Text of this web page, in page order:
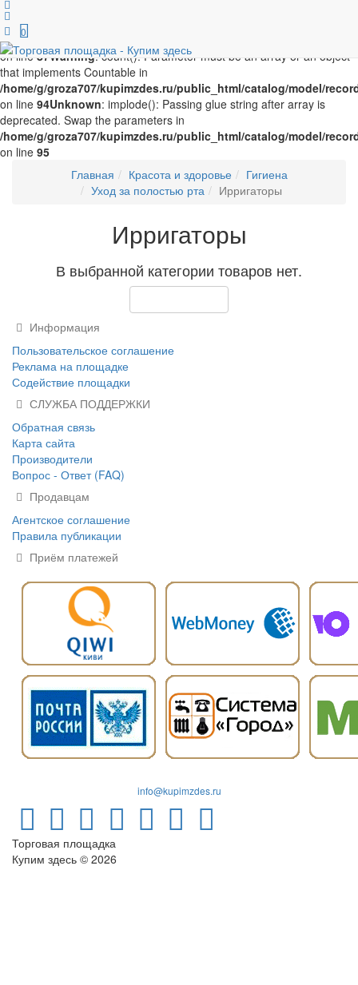
Unknown
Swap the parameters in
/home/g/groza707/kupimzdes.ru/public_html/catalog/model/
on line87Warning: count(): Parameter must be an array or an object
that implements Countable in
/home/g/groza707/kupimzdes.ru/public_html/catalog/model/
on line 94Unknown: implode(): Passing glue string after array is
deprecated. Swap the parameters in
/home/g/groza707/kupimzdes.ru/public_html/catalog/model/
on line 95
0
Главная Красота и здоровье
Гигиена
Уход за полостью рта
Ирригаторы
Ирригаторы
В выбранной категории товаров нет.
Информация
Пользовательское соглашение
Реклама на площадке
Содействие площадки
СЛУЖБА ПОДДЕРЖКИ
Обратная связь
Карта сайта
Производители
Вопрос - Ответ (FAQ)
Продавцам
Агентское соглашение
Правила публикации
Приём платежей
info@kupimzdes.ru
Торговая площадка
Купим здесь © 2026